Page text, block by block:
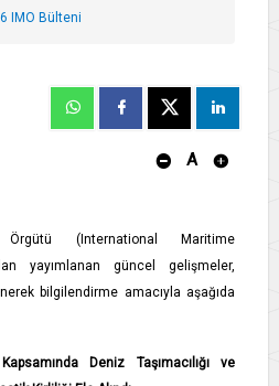
IMO Bülteni
A
Örgütü (International Maritime
yayımlanan güncel gelişmeler,
bilgilendirme amacıyla aşağıda
Deniz Taşımacılığı ve